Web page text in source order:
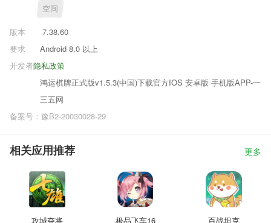
空间
版本
7.38.60
要求
Android 8.0 以上
隐私政策
开发者
鸿运棋牌正式版v1.5.3(中国)下载官方IOS 安卓版 手机版APP-一
三五网
备案号：豫B2-20030028-29
相关应用推荐 更多
攻城夺将 极品飞车16 百战坦克